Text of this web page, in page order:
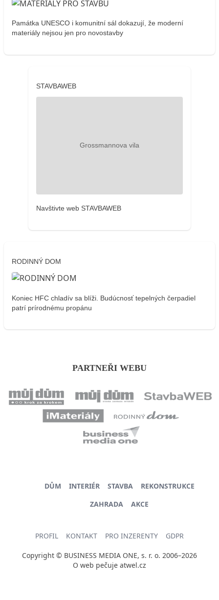
Památka UNESCO i komunitní sál dokazují, že moderní
materiály nejsou jen pro novostavby
STAVBAWEB
Navštivte web STAVBAWEB
RODINNÝ DOM
Koniec HFC chladív sa blíži. Budúcnosť tepelných čerpadiel
patrí prírodnému propánu
PARTNEŘI WEBU
DŮM INTERIÉR STAVBA
REKONSTRUKCE
ZAHRADA
AKCE
PROFIL KONTAKT PRO INZERENTY GDPR
Copyright © BUSINESS MEDIA ONE, s. r. o. 2006–2026